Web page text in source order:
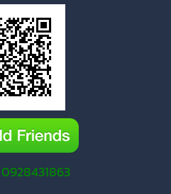
0928431863